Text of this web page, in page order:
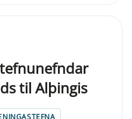
til Alþing­is